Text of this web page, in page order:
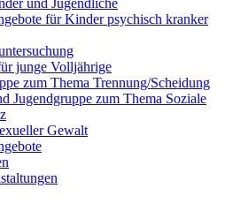
und Jugendliche
für Kinder psychisch kranker
junge Volljährige
zum Thema Trennung/Scheidung
Jugendgruppe zum Thema Soziale
Gewalt